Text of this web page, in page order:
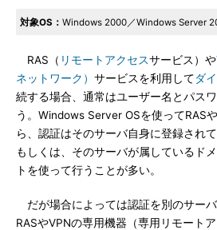
対象OS： Windows 2000／Windows Server
RAS（ リモートアクセスサービス）や
ネットワーク） サービスを利用してダ
続する場合、通常はユーザー名とパス
う。Windows Server OSを使ってRAS
ら、認証はそのサーバ自身に登録され
もしくは、そのサーバが属しているド
トを使って行うことが多い。
だが場合によっては認証を別のサーバ
RASやVPNの専用機器（専用リモート